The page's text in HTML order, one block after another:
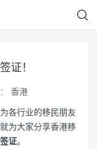
证！
香港
各行业的移民朋友
为大家分享香港移
证。